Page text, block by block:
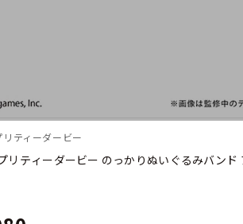
リティーダービー
リティーダービー のっかりぬいぐるみバンド